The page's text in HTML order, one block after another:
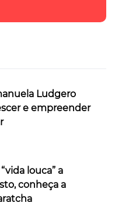
Ludgero
e empreender
louca” a
conheça a